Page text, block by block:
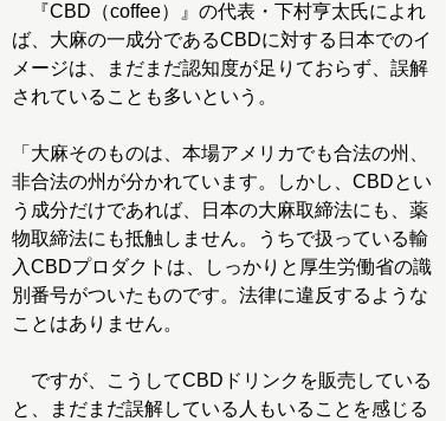
『CBD（coffee）』の代表・下村亨太氏によれ
ば、大麻の一成分であるCBDに対する日本でのイ
メージは、まだまだ認知度が足りておらず、誤解
されていることも多いという。
「大麻そのものは、本場アメリカでも合法の州、
非合法の州が分かれています。しかし、CBDとい
う成分だけであれば、日本の大麻取締法にも、薬
物取締法にも抵触しません。うちで扱っている輸
入CBDプロダクトは、しっかりと厚生労働省の識
別番号がついたものです。法律に違反するような
ことはありません。
ですが、こうしてCBDドリンクを販売している
と、まだまだ誤解している人もいることを感じる